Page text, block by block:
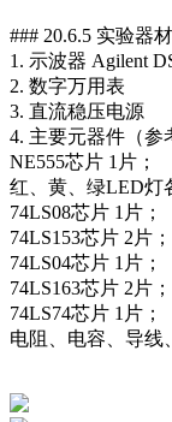
### 20.6.5 实验器材
1. 示波器 Agilent
2. 数字万用表
3. 直流稳压电源
4. 主要元器件（参
NE555芯片 1片；
红、黄、绿LED灯
74LS08芯片 1片；
74LS153芯片 2片；
74LS04芯片 1片；
74LS163芯片 2片；
74LS74芯片 1片；
电阻、电容、导线